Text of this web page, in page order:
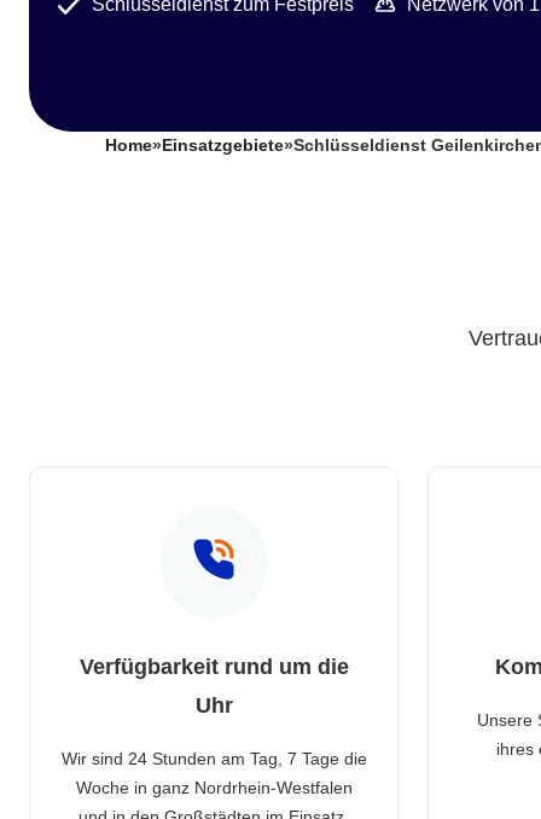
Schlüsseldienst zum Festpreis
Netzwerk von
Home» Einsatzgebiete»Schlüsseldienst
Verfügbarkeit rund um die
Uhr
Wir sind 24 Stunden am Tag, 7 Tage die
Woche in ganz Nordrhein-Westfalen
Unsere
ihres